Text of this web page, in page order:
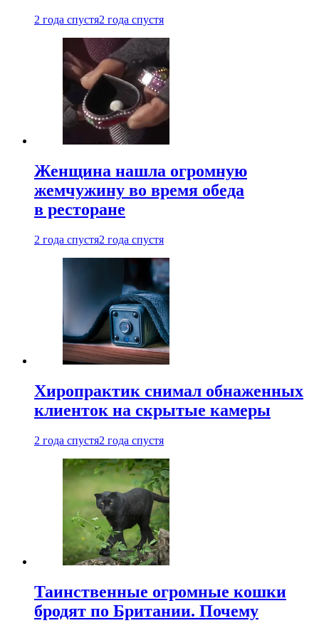
2 года спустя2 года спустя
Женщина нашла огромную
жемчужину во время обеда
в ресторане
2 года спустя2 года спустя
Хиропрактик снимал обнаженных
клиенток на скрытые камеры
2 года спустя2 года спустя
Таинственные огромные кошки
бродят по Британии. Почему